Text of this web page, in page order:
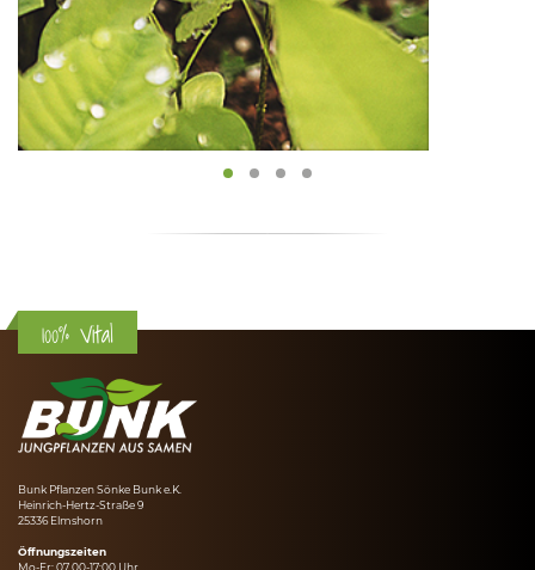
100% Vital
Bunk Pflanzen Sönke Bunk e.K.
Heinrich-Hertz-Straße 9
25336 Elmshorn
Öffnungszeiten
Mo-Fr: 07.00-17:00 Uhr